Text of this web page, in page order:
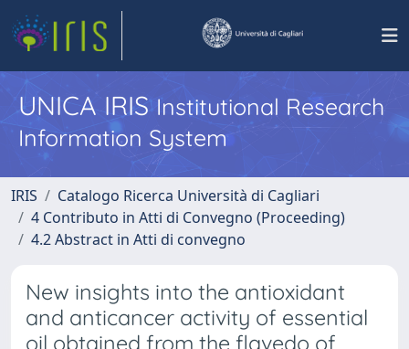
UNICA IRISInstitutional Research
Information System
IRIS
Catalogo Ricerca Università di Cagliari
4 Contributo in Atti di Convegno (Proceeding)
4.2 Abstract in Atti di convegno
New insights into the antioxidant
and anticancer activity of essential
oil obtained from the flavedo of